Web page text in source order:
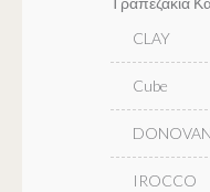
CLAY
Cube
DONOVAN
IROCCO